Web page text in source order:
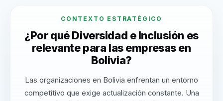
CONTEXTO ESTRATÉGICO
¿Por qué Diversidad e Inclusión es
relevante para las empresas en
Bolivia?
Las organizaciones en Bolivia enfrentan un entorno
competitivo que exige actualización constante. Una